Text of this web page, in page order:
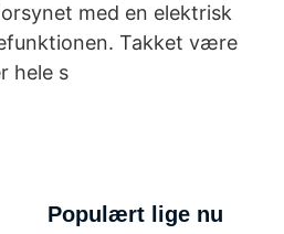
med en elektrisk
Takket være
hele s
Populært lige nu